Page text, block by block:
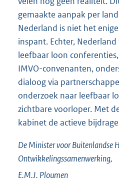
gemaakte aanpak per
Nederland is niet het
inspant. Echter,
leefbaar loon
IMVO-convenanten,
dialoog via
onderzoek naar leefbaar
zichtbare voorloper. Met
kabinet de actieve
De Minister voor Buitenlandse
Ontwikkelingssamenwerking,
E.M.J. Ploumen